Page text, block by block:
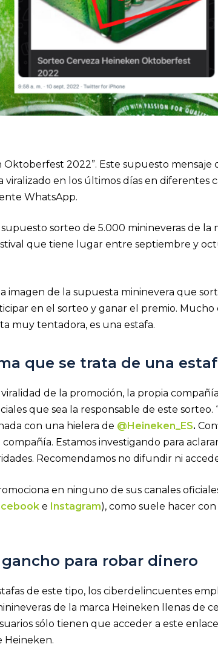
Oktoberfest 2022”. Este supuesto mensaje
viralizado en los últimos días en diferentes
WhatsApp.
sorteo de 5.000 minineveras de la
que tiene lugar entre septiembre y
imagen de la supuesta mininevera que
en el sorteo y ganar el premio.
muy tentadora, es una estafa.
que se trata de una
de la promoción, la propia
que sea la responsable de este sorteo.
con una hielera de @Heineken_ES.
Estamos investigando para
Recomendamos no difundir ni
en ninguno de sus canales
e Instagram), como suele hacer con
para robar dinero
de este tipo, los ciberdelincuentes
de la marca Heineken llenas de
sólo tienen que acceder a este enlace
Heineken.